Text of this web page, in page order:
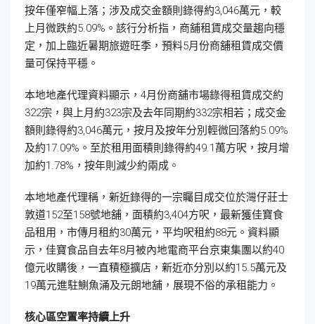
按年僅窄幅上落；涉及成交金額則錄得約3,046萬元，較
上月微跌約5.09%。該行分析指，商舖租賃成交量趨向穩
定，加上臨近暑期旅遊旺季，預料5月份商舖租賃成交價
量可保持平穩。
本地地產代理資料顯示，4月份商舖市場錄得租賃成交約
322宗，與上月約323宗及去年同期約332宗相若；成交金
額則錄得約3,046萬元，按月及按年分別輕微回落約5.09%
及約17.09%。至於租用面積則錄得約49.1萬方呎，按月增
加約1.78%，按年則減少約兩成。
本地地產代理稱，新近錄得的一宗矚目成交位於灣仔莊士
敦道152至158號地舖，面積約3,404方呎，最新獲佳寶食
品租用，市傳月租約30萬元，平均呎租約88元。資料顯
示，佳寶食品自去年8月被內地電商平台京東集團以約40
億元收購後，一直積極擴店，新近亦分別以約15.5萬元及
19萬元進駐鰂魚涌及元朗地舖，展現不俗的承租能力。
核心區空置率持續上升